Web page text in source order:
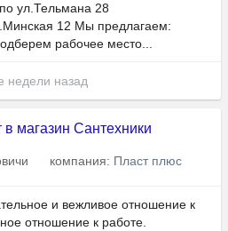
ул.Тельмана 28
12 Мы предлагаем:
рабочее место...
недели назад
в магазин Сантехники
компания: Пласт плюс
и вежливое отношение к
отношение к работе.